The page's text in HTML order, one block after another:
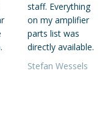
staff. Everything
on my amplifier
parts list was
directly available.
Stefan Wessels